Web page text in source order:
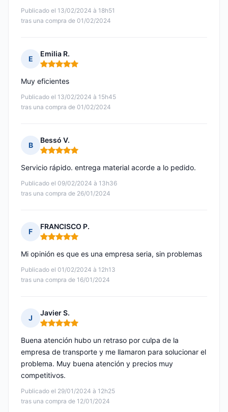
Publicado el 13/02/2024 à 18h51
tras una compra de 01/02/2024
E
Emilia R.
Nota: 5 de 5
Publicado el 13/02/2024 à 15h45
tras una compra de 01/02/2024
Muy eficientes
B
Bessó V.
Nota: 5 de 5
Publicado el 09/02/2024 à 13h36
tras una compra de 26/01/2024
Servicio rápido. entrega material acorde a lo pedido.
F
FRANCISCO P.
Nota: 5 de 5
Publicado el 01/02/2024 à 12h13
tras una compra de 16/01/2024
Mi opinión es que es una empresa seria, sin problemas
J
Javier S.
Nota: 5 de 5
Publicado el 29/01/2024 à 12h25
tras una compra de 12/01/2024
Buena atención hubo un retraso por culpa de la
empresa de transporte y me llamaron para solucionar el
problema. Muy buena atención y precios muy
competitivos.